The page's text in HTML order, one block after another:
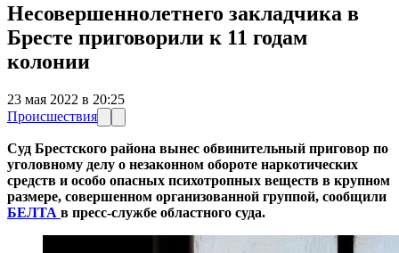
Несовершеннолетнего закладчика в
Бресте приговорили к 11 годам
колонии
23 мая 2022 в 20:25
Происшествия
Cуд Брестского района вынес обвинительный приговор по
уголовному делу о незаконном обороте наркотических
средств и особо опасных психотропных веществ в крупном
размере, совершенном организованной группой, сообщили
БЕЛТА в пресс-службе областного суда.